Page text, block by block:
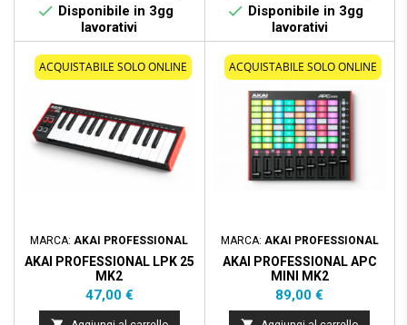
 Disponibile in 3gg
lavorativi
 Disponibile in 3gg
lavorativi
ACQUISTABILE SOLO ONLINE
MARCA:AKAI PROFESSIONAL
AKAI PROFESSIONAL LPK 25
MK2
Prezzo
47,00 €
ACQUISTABILE SOLO ONLINE
MARCA: AKAI PROFESSIONAL
AKAI PROFESSIONAL APC
MINI MK2
Prezzo
89,00 €